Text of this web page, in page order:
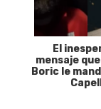
El
mensaje
Boric le